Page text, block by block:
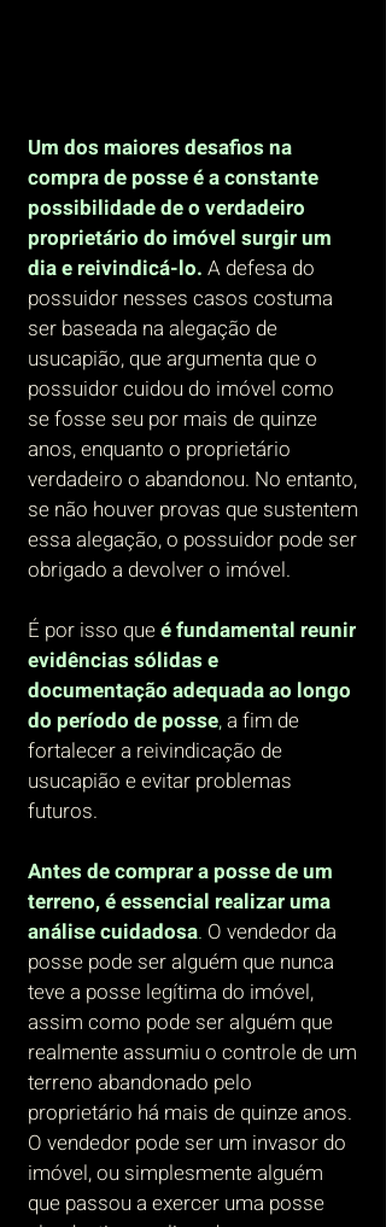
Um dos maiores desafios na
compra de posse é a constante
possibilidade de o verdadeiro
proprietário do imóvel surgir um
dia e reivindicá-lo. A defesa do
possuidor nesses casos costuma
ser baseada na alegação de
usucapião, que argumenta que o
possuidor cuidou do imóvel como
se fosse seu por mais de quinze
anos, enquanto o proprietário
verdadeiro o abandonou. No entanto,
se não houver provas que sustentem
essa alegação, o possuidor pode ser
obrigado a devolver o imóvel.
É por isso queé fundamental reunir
evidências sólidas e
documentação adequada ao longo
do período de posse,a fim de
fortalecer a reivindicação de
usucapião e evitar problemas
futuros.
Antes de comprar a posse de um
terreno, é essencial realizar uma
análise cuidadosa. O vendedor da
posse pode ser alguém que nunca
teve a posse legítima do imóvel,
assim como pode ser alguém que
realmente assumiu o controle de um
terreno abandonado pelo
proprietário há mais de quinze anos.
O vendedor pode ser um invasor do
imóvel, ou simplesmente alguém
que passou a exercer uma posse